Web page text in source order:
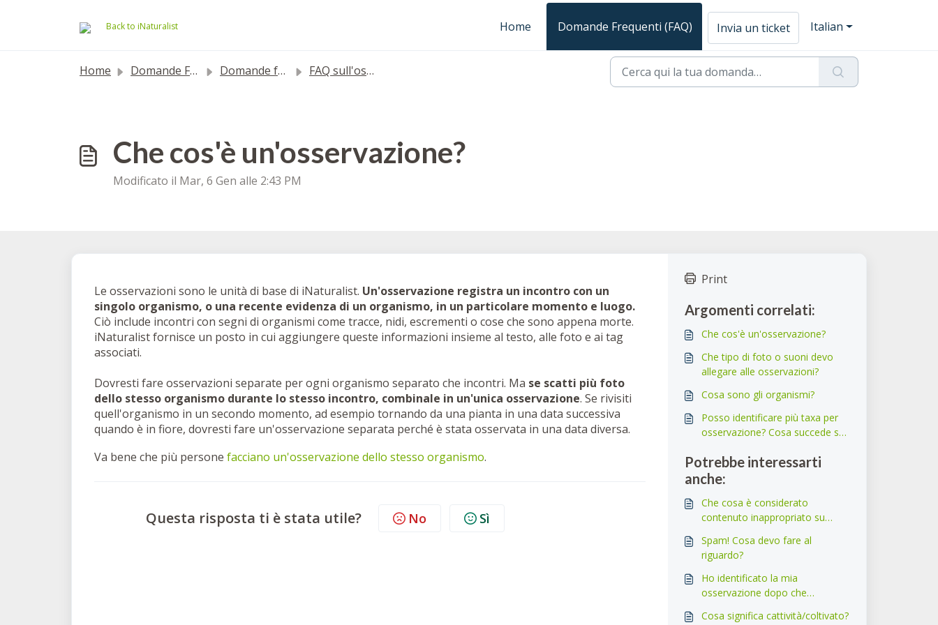
Back to iNaturalist Home Domande Frequenti (FAQ) Invia un ticket Italian
Home Domande Frequenti (FAQ) Domande frequenti FAQ sull'osservazione
Che cos'è un'osservazione?
Modificato il Mar, 6 Gen alle 2:43 PM
Le osservazioni sono le unità di base di iNaturalist. Un'osservazione registra un incontro con un
singolo organismo, o una recente evidenza di un organismo, in un particolare momento e luogo.
Ciò include incontri con segni di organismi come tracce, nidi, escrementi o cose che sono appena morte.
iNaturalist fornisce un posto in cui aggiungere queste informazioni insieme al testo, alle foto e ai tag
associati.
Dovresti fare osservazioni separate per ogni organismo separato che incontri. Ma se scatti più foto
dello stesso organismo durante lo stesso incontro, combinale in un'unica osservazione. Se rivisiti
quell'organismo in un secondo momento, ad esempio tornando da una pianta in una data successiva
quando è in fiore, dovresti fare un'osservazione separata perché è stata osservata in una data diversa.
Va bene che più persone facciano un'osservazione dello stesso organismo.
Questa risposta ti è stata utile? No Sì
Print
Argomenti correlati:
Che cos'è un'osservazione?
Che tipo di foto o suoni devo
allegare alle osservazioni?
Cosa sono gli organismi?
Posso identificare più taxa per
osservazione? Cosa succede se
insetto figo?
Potrebbe interessarti
anche:
Che cosa è considerato
contenuto inappropriato su
Spam! Cosa devo fare al
riguardo?
Ho identificato la mia
osservazione dopo che
livello superiore, quindi perché
Cosa significa cattività/coltivato?